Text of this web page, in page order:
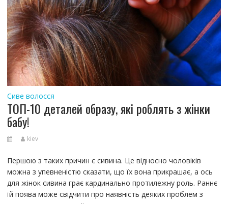
Сиве волосся
ТОП-10 деталей образу, які роблять з жінки
бабу!
kiev
Першою з таких причин є сивина. Це відносно чоловіків
можна з упевненістю сказати, що їх вона прикрашає, а ось
для жінок сивина грає кардинально протилежну роль. Раннє
їй поява може свідчити про наявність деяких проблем з